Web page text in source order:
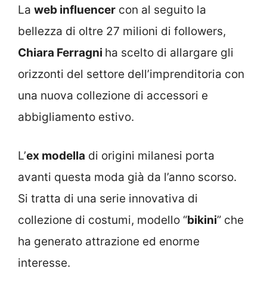
La web influencer con al seguito la
bellezza di oltre 27 milioni di followers,
Chiara Ferragni ha scelto di allargare gli
orizzonti del settore dell’imprenditoria con
una nuova collezione di accessori e
abbigliamento estivo.
L’ex modella di origini milanesi porta
avanti questa moda già da l’anno scorso.
Si tratta di una serie innovativa di
collezione di costumi, modello “bikini” che
ha generato attrazione ed enorme
interesse.